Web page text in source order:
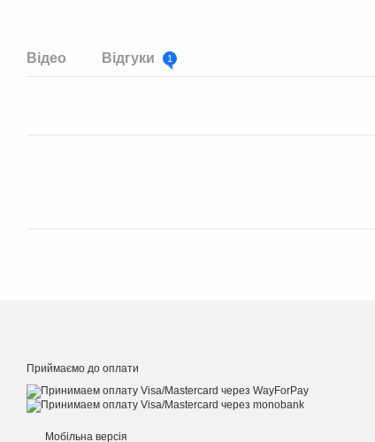
Відео Відгуки 1
Приймаємо до оплати
Мобільна версія